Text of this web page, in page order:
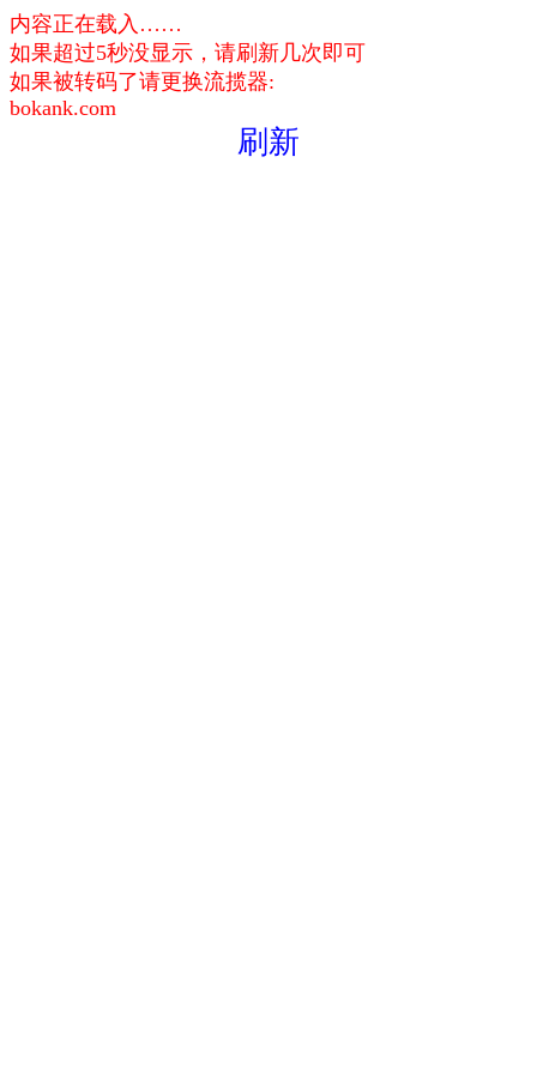
内容正在载入……
如果超过5秒没显示，请刷新几次即可
如果被转码了请更换流揽器:
bokank.com
刷新